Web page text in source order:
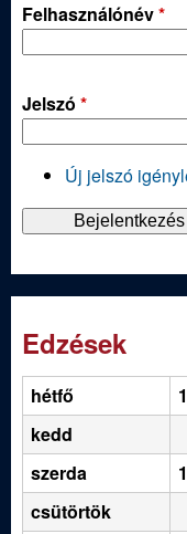
Felhasználónév*
Jelszó *
Új jelszó
Edzések
hétfő
kedd
szerda
csütörtök